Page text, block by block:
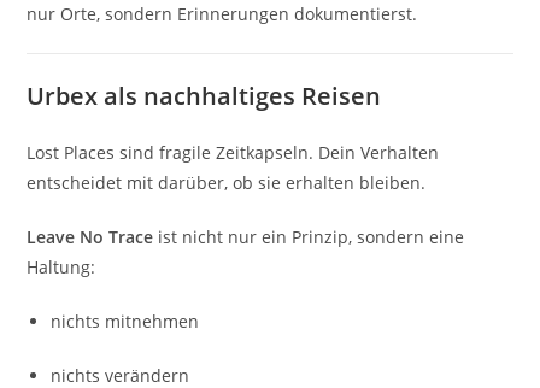
nur Orte, sondern Erinnerungen dokumentierst.
Urbex als nachhaltiges Reisen
Lost Places sind fragile Zeitkapseln. Dein Verhalten
entscheidet mit darüber, ob sie erhalten bleiben.
Leave No Trace ist nicht nur ein Prinzip, sondern eine
Haltung:
nichts mitnehmen
nichts verändern